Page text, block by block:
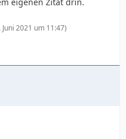
Juni 2021 um 11:47)